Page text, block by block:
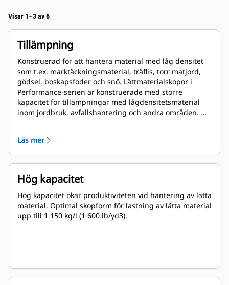
Visar 1–3 av 6
Tillämpning
Konstruerad för att hantera material med låg densitet
som t.ex. marktäckningsmaterial, träflis, torr matjord,
gödsel, boskapsfoder och snö. Lättmaterialskopor i
Performance-serien är konstruerade med större
kapacitet för tillämpningar med lågdensitetsmaterial
inom jordbruk, avfallshantering och andra områden. De
serien kan vara upp till 115 % högre än den angivna
kapaciteten.
Läs mer
Hög kapacitet
Hög kapacitet ökar produktiviteten vid hantering av lätta
material. Optimal skopform för lastning av lätta material
upp till 1 150 kg/l (1 600 lb/yd3).